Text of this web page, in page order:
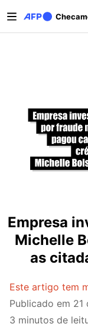
Abas
Empresa
Michelle
as
Este artigo tem
Publicado em 21
3 minutos de